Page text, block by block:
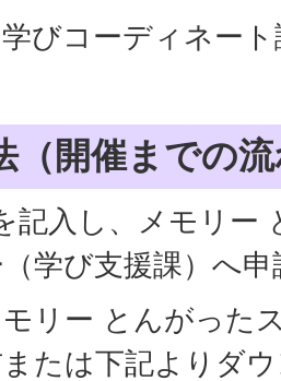
学びコーディネー
（開催までの
記入し、メモリー
学び支援課）へ
モリー とんがった
たは下記よりダ